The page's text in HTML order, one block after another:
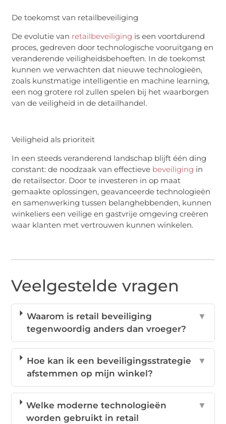
Detoekomst van retailbeveiliging
De evolutie van retailbeveiliging is een voortdurend
proces, gedreven door technologische vooruitgang en
veranderende veiligheidsbehoeften. In de toekomst
kunnen we verwachten dat nieuwe technologieën,
zoals kunstmatige intelligentie en machine learning,
een nog grotere rol zullen spelen bij het waarborgen
van de veiligheid in de detailhandel.
Veiligheid als prioriteit
In een steeds veranderend landschap blijft één ding
constant: de noodzaak van effectieve beveiliging in
de retailsector. Door te investeren in op maat
gemaakte oplossingen, geavanceerde technologieën
en samenwerking tussen belanghebbenden, kunnen
winkeliers een veilige en gastvrije omgeving creëren
waar klanten met vertrouwen kunnen winkelen.
Veelgestelde vragen
Waarom is retail beveiliging
tegenwoordig anders dan vroeger?
▼
Hoe kan ik een beveiligingsstrategie
afstemmen op mijn winkel?
▼
Welke moderne technologieën
worden gebruikt in retail
▼